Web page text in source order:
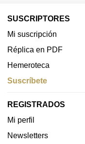
SUSCRIPTORES
Mi suscripción
Réplica en PDF
Hemeroteca
Suscríbete
REGISTRADOS
Mi perfil
Newsletters